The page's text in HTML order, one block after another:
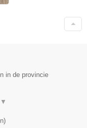
in de provincie
▼
)